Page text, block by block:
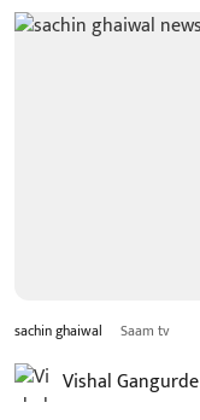
sachin ghaiwal Saam tv
Vishal Gangurde